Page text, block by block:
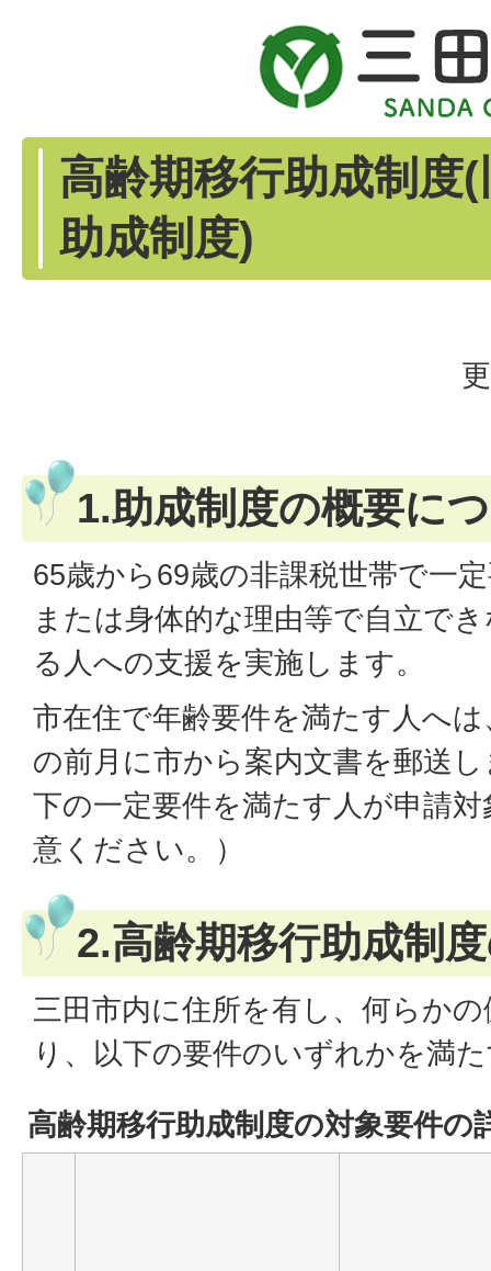
高齢期移行助成制度
助成制度)
1.助成制度の概要に
65歳から69歳の非課税世帯で一
または身体的な理由等で自立で
る人への支援を実施します。
市在住で年齢要件を満たす人へ
の前月に市から案内文書を郵送
下の一定要件を満たす人が申請
意ください。）
2.高齢期移行助成制
三田市内に住所を有し、何らか
り、以下の要件のいずれかを満
高齢期移行助成制度の対象要件の